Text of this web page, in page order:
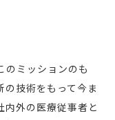
のミッションのも
の技術をもって今ま
内外の医療従事者と